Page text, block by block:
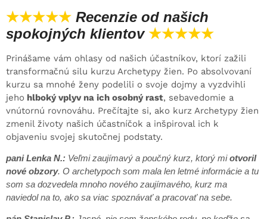
★★★★★ Recenzie od našich
spokojných klientov ★★★★★
Prinášame vám ohlasy od našich účastníkov, ktorí zažili
transformačnú silu kurzu Archetypy žien. Po absolvovaní
kurzu sa mnohé ženy podelili o svoje dojmy a vyzdvihli
jeho hlboký vplyv na ich osobný rast, sebavedomie a
vnútornú rovnováhu. Prečítajte si, ako kurz Archetypy žien
zmenil životy našich účastníčok a inšpiroval ich k
objaveniu svojej skutočnej podstaty.
pani Lenka N.: Veľmi zaujímavý a poučný kurz, ktorý miotvoril
nové obzory. O archetypoch som mala len letmé informácie a tu
som sa dozvedela mnoho nového zaujímavého, kurz ma
naviedol na to, ako sa viac spoznávať a pracovať na sebe.